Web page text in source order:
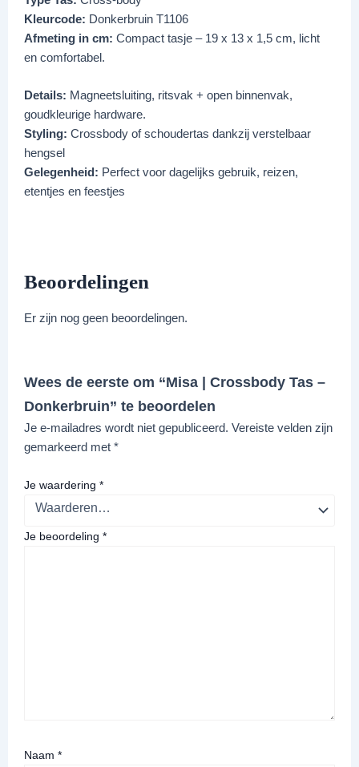
Kleurcode: Donkerbruin T1106
Afmeting in cm: Compact tasje – 19 x 13 x 1,5 cm, licht
en comfortabel.
Details: Magneetsluiting, ritsvak + open binnenvak,
goudkleurige hardware.
Styling: Crossbody of schoudertas dankzij verstelbaar
hengsel
Gelegenheid: Perfect voor dagelijks gebruik, reizen,
etentjes en feestjes
Beoordelingen
Er zijn nog geen beoordelingen.
Wees de eerste om “Misa | Crossbody Tas –
Donkerbruin” te beoordelen
Je e-mailadres wordt niet gepubliceerd. Vereiste velden zijn
gemarkeerd met *
Je waardering *
Je beoordeling *
Naam *